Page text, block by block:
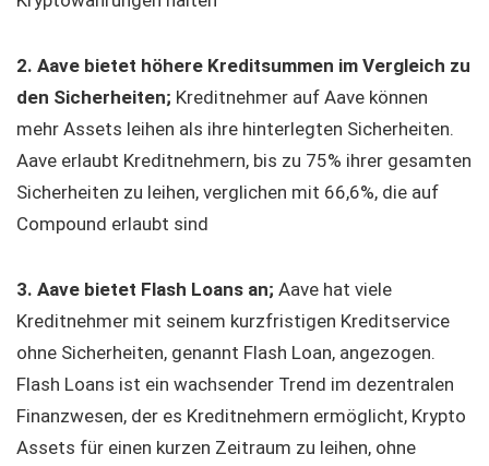
2. Aave bietet höhere Kreditsummen im Vergleich zu
den Sicherheiten; Kreditnehmer auf Aave können
mehr Assets leihen als ihre hinterlegten Sicherheiten.
Aave erlaubt Kreditnehmern, bis zu 75% ihrer gesamten
Sicherheiten zu leihen, verglichen mit 66,6%, die auf
Compound erlaubt sind
3. Aave bietet Flash Loans an; Aave hat viele
Kreditnehmer mit seinem kurzfristigen Kreditservice
ohne Sicherheiten, genannt Flash Loan, angezogen.
Flash Loans ist ein wachsender Trend im dezentralen
Finanzwesen, der es Kreditnehmern ermöglicht, Krypto
Assets für einen kurzen Zeitraum zu leihen, ohne